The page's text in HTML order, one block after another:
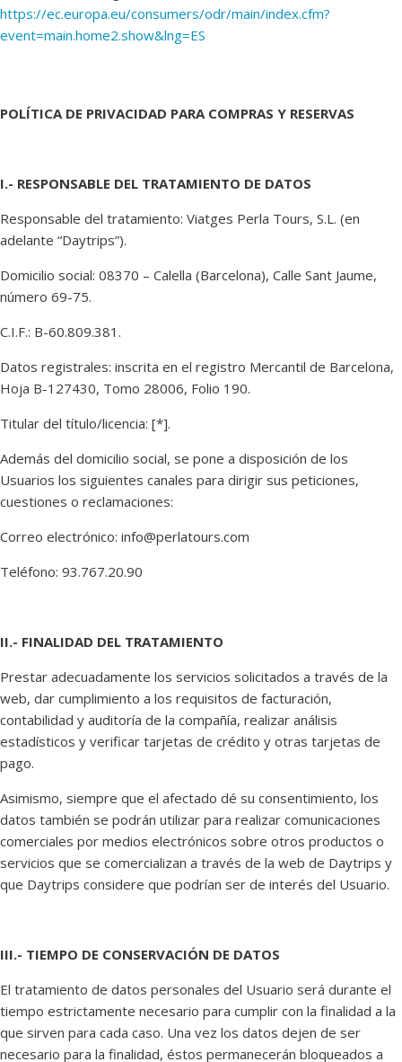
https://ec.europa.eu/consumers/odr/main/index.cfm?
event=main.home2.show&lng=ES
POLÍTICA DE PRIVACIDAD PARA COMPRAS Y RESERVAS
I.- RESPONSABLE DEL TRATAMIENTO DE DATOS
Responsable del tratamiento: Viatges Perla Tours, S.L. (en
adelante “Daytrips”).
Domicilio social: 08370 – Calella (Barcelona), Calle Sant Jaume,
número 69-75.
C.I.F.: B-60.809.381.
Datos registrales: inscrita en el registro Mercantil de Barcelona,
Hoja B-127430, Tomo 28006, Folio 190.
Titular del título/licencia: [*].
Además del domicilio social, se pone a disposición de los
Usuarios los siguientes canales para dirigir sus peticiones,
cuestiones o reclamaciones:
Correo electrónico: info@perlatours.com
Teléfono: 93.767.20.90
II.- FINALIDAD DEL TRATAMIENTO
Prestar adecuadamente los servicios solicitados a través de la
web, dar cumplimiento a los requisitos de facturación,
contabilidad y auditoría de la compañía, realizar análisis
estadísticos y verificar tarjetas de crédito y otras tarjetas de
pago.
Asimismo, siempre que el afectado dé su consentimiento, los
datos también se podrán utilizar para realizar comunicaciones
comerciales por medios electrónicos sobre otros productos o
servicios que se comercializan a través de la web de Daytrips y
que Daytrips considere que podrían ser de interés del Usuario.
III.- TIEMPO DE CONSERVACIÓN DE DATOS
El tratamiento de datos personales del Usuario será durante el
tiempo estrictamente necesario para cumplir con la finalidad a la
que sirven para cada caso. Una vez los datos dejen de ser
necesario para la finalidad, éstos permanecerán bloqueados a